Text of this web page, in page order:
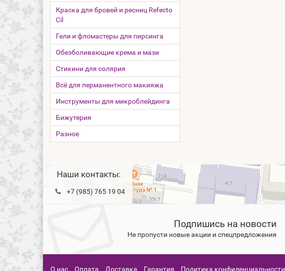
Краска для бровей и ресниц Refecto
Cil
Гели и фломастеры для пирсинга
Обезболивающие крема и мази
Стикини для солярия
Всё для перманентного макияжа
Инструменты для микроблейдинга
Бижутерия
Разное
Наши контакты:
+7 (985) 765 19 04
Подпишись на новости
Не пропусти новые акции и спецпредложения
О нас Оплата Доставка Гарантия Политика конфиденциальности